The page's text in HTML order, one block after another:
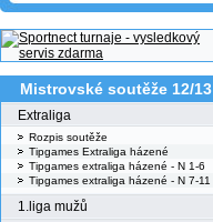
Mistrovské soutěže 12/13
Extraliga
Rozpis soutěže
Tipgames Extraliga házené
Tipgames extraliga házené - N 1-6
Tipgames extraliga házené - N 7-11
1.liga mužů